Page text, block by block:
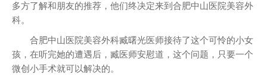
多方了解和朋友的推荐，他们终决定来到合肥中山医院美容外
科。
合肥中山医院美容外科臧曙光医师接待了这个可怜的小女
孩，在听完她的遭遇后，臧医师安慰道，这个问题，只要一个
微创小手术就可以解决的。